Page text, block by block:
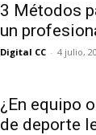
3 Métodos
un
Digital CC - 4 julio,
¿En equipo
de deporte